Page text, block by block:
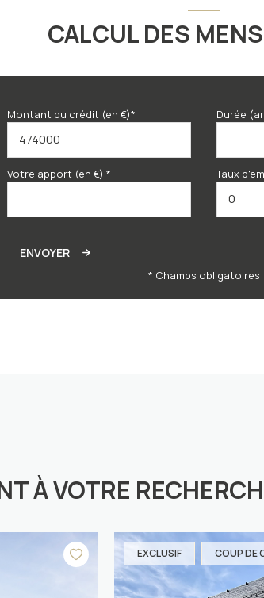
CALCUL DES
Montant du crédit (en €)* Durée
Votre apport (en €) * Taux
ENVOYER
* Champs obligatoires
À VOTRE
EXCLUSIF COUP DE